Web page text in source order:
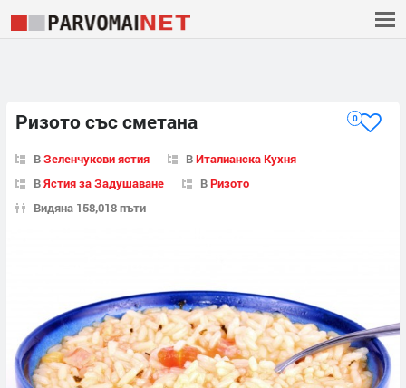
Ризото със сметана 0
ВЗеленчукови ястия ВИталианска Кухня
ВЯстия за Задушаване ВРизото
Видяна 158,018 пъти